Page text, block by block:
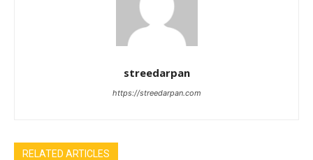
streedarpan
https://streedarpan.com
RELATED ARTICLES